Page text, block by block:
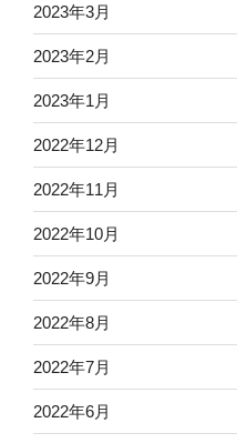
2023年3月
2023年2月
2023年1月
2022年12月
2022年11月
2022年10月
2022年9月
2022年8月
2022年7月
2022年6月